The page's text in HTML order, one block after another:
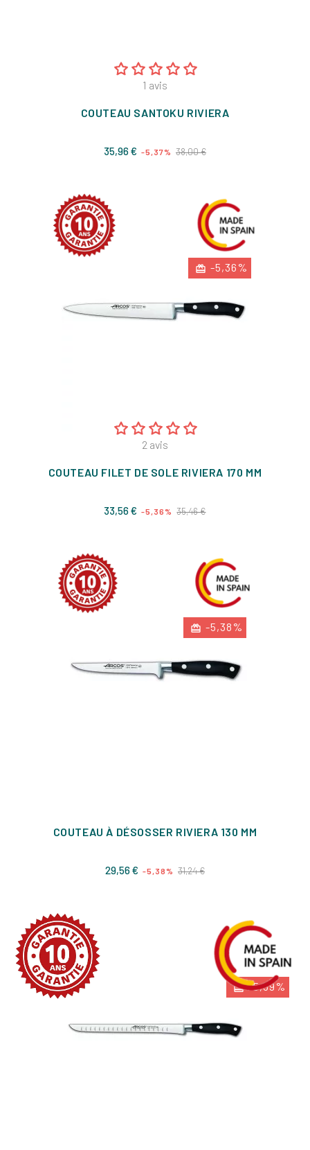
1 avis
COUTEAU SANTOKU RIVIERA
35,96 € Prix
-5,37% 38,00 €Prix
-5,36%
2 avis
COUTEAU FILET DE SOLE RIVIERA 170 MM
33,56 € Prix
-5,36% 35,46 €Prix
-5,38%
COUTEAU À DÉSOSSER RIVIERA 130 MM
29,56 € Prix
-5,38% 31,24 €Prix
-5,39%